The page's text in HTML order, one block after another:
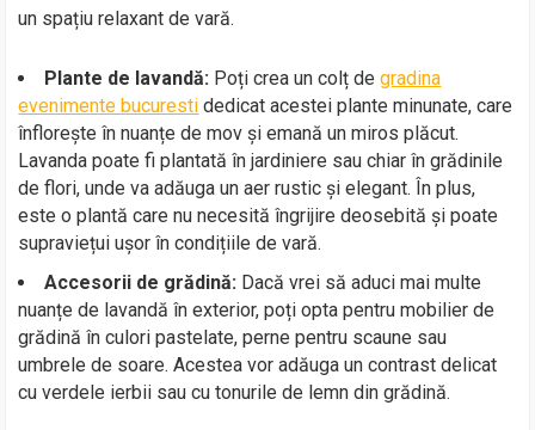
un spațiu relaxant de vară.
Plante de lavandă: Poți crea un colț degradina
evenimente bucuresti dedicat acestei plante minunate, care
înflorește în nuanțe de mov și emană un miros plăcut.
Lavanda poate fi plantată în jardiniere sau chiar în grădinile
de flori, unde va adăuga un aer rustic și elegant. În plus,
este o plantă care nu necesită îngrijire deosebită și poate
supraviețui ușor în condițiile de vară.
Accesorii de grădină: Dacă vrei să aduci mai multe
nuanțe de lavandă în exterior, poți opta pentru mobilier de
grădină în culori pastelate, perne pentru scaune sau
umbrele de soare. Acestea vor adăuga un contrast delicat
cu verdele ierbii sau cu tonurile de lemn din grădină.